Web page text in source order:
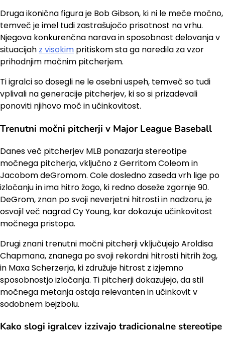
Druga ikonična figura je Bob Gibson, ki ni le meče močno,
temveč je imel tudi zastrašujočo prisotnost na vrhu.
Njegova konkurenčna narava in sposobnost delovanja v
situacijah z visokim pritiskom sta ga naredila za vzor
prihodnjim močnim pitcherjem.
Ti igralci so dosegli ne le osebni uspeh, temveč so tudi
vplivali na generacije pitcherjev, ki so si prizadevali
ponoviti njihovo moč in učinkovitost.
Trenutni močni pitcherji v Major League Baseball
Danes več pitcherjev MLB ponazarja stereotipe
močnega pitcherja, vključno z Gerritom Coleom in
Jacobom deGromom. Cole dosledno zaseda vrh lige po
izločanju in ima hitro žogo, ki redno doseže zgornje 90.
DeGrom, znan po svoji neverjetni hitrosti in nadzoru, je
osvojil več nagrad Cy Young, kar dokazuje učinkovitost
močnega pristopa.
Drugi znani trenutni močni pitcherji vključujejo Aroldisa
Chapmana, znanega po svoji rekordni hitrosti hitrih žog,
in Maxa Scherzerja, ki združuje hitrost z izjemno
sposobnostjo izločanja. Ti pitcherji dokazujejo, da stil
močnega metanja ostaja relevanten in učinkovit v
sodobnem bejzbolu.
Kako slogi igralcev izzivajo tradicionalne stereotipe